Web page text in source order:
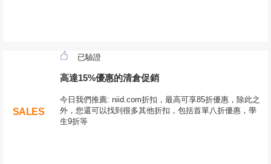
SALES
已驗證
高達15%優惠的清倉促銷
今日我們推薦: niid.com折扣，最高可享85折優惠，除此之
外，您還可以找到很多其他折扣，包括首單八折優惠，學
生9折等